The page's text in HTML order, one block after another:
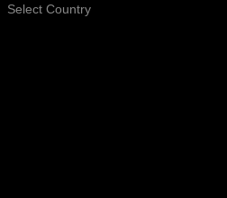
Select Country